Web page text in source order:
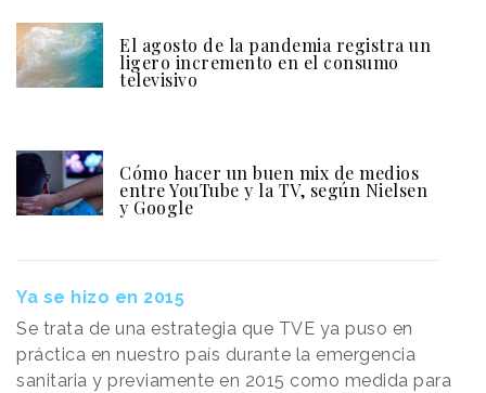
El agosto de la pandemia registra un
ligero incremento en el consumo
televisivo
Cómo hacer un buen mix de medios
entre YouTube y la TV, según Nielsen
y Google
Ya se hizo en 2015
Se trata de una estrategia que TVE ya puso en
práctica en nuestro país durante la emergencia
sanitaria y previamente en 2015 como medida para